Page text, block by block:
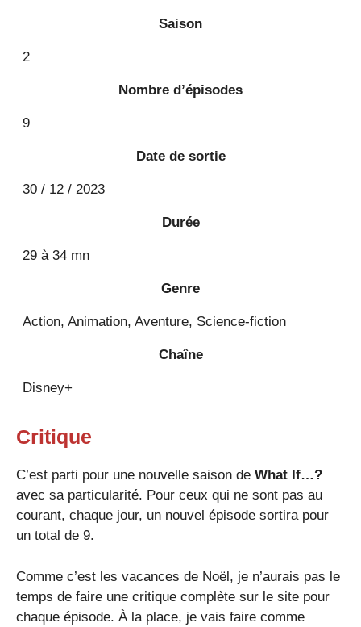
Saison
2
Nombre d’épisodes
9
Date de sortie
30 / 12 / 2023
Durée
29 à 34 mn
Genre
Action, Animation, Aventure, Science-fiction
Chaîne
Disney+
Critique
C’est parti pour une nouvelle saison de What If…?
avec sa particularité. Pour ceux qui ne sont pas au
courant, chaque jour, un nouvel épisode sortira pour
un total de 9.
Comme c’est les vacances de Noël, je n’aurais pas le
temps de faire une critique complète sur le site pour
chaque épisode. À la place, je vais faire comme